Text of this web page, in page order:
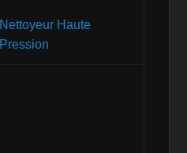
Nettoyeur Haute
Pression